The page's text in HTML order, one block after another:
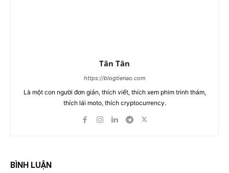
Tân Tân
https://blogtienao.com
Là một con người đơn giản, thích viết, thích xem phim trinh thám,
thích lái moto, thích cryptocurrency.
BÌNH LUẬN